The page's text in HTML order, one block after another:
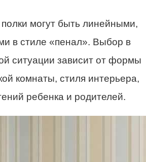
могут быть линейными,
в стиле «пенал». Выбор в
ситуации зависит от формы
комнаты, стиля интерьера,
ребенка и родителей.